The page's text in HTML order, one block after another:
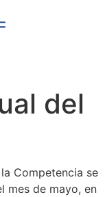
del
Competencia se
mes de mayo, en